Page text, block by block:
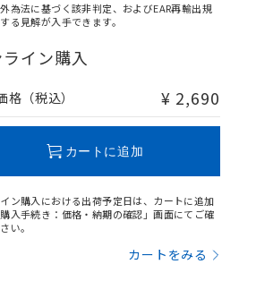
為法に基づく該非判定、およびEAR再輸出規
る見解が入手できます。
イン購入
格（税込） ¥ 2,690
カートに追加
ン購入における出荷予定日は、カートに追加
入手続き：価格・納期の確認」画面にてご確
い。
カートをみる